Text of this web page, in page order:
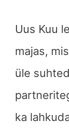
Uus Kuu
majas,
üle
ka